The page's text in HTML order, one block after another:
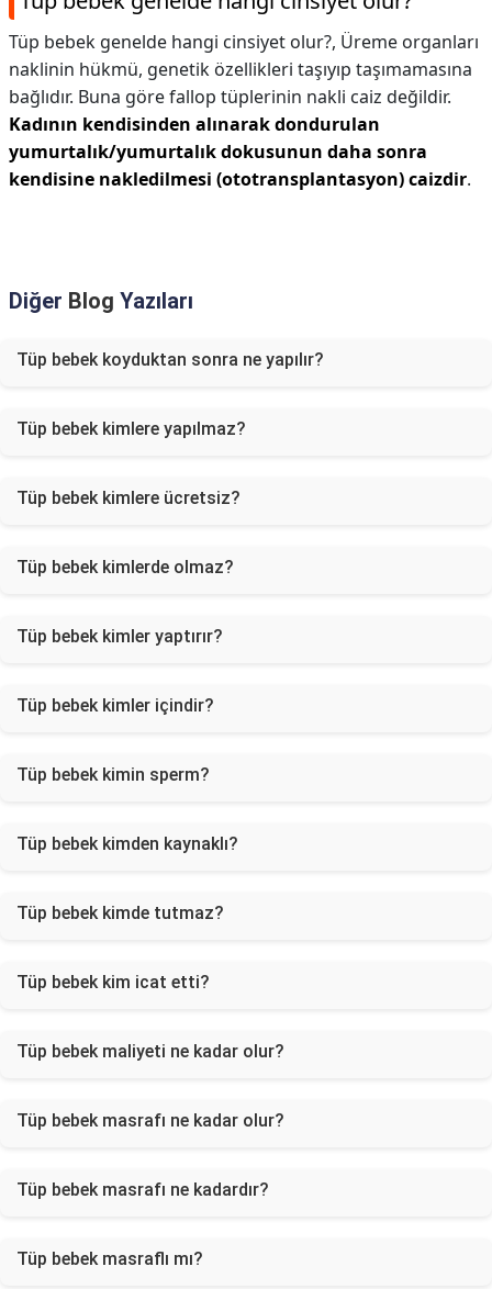
Tüp bebek genelde hangi cinsiyet olur?, Üreme organları
naklinin hükmü, genetik özellikleri taşıyıp taşımamasına
bağlıdır. Buna göre fallop tüplerinin nakli caiz değildir.
Kadının kendisinden alınarak dondurulan
yumurtalık/yumurtalık dokusunun daha sonra
kendisine nakledilmesi (ototransplantasyon) caizdir.
Diğer Blog Yazıları
Tüp bebek koyduktan sonra ne yapılır?
Tüp bebek kimlere yapılmaz?
Tüp bebek kimlere ücretsiz?
Tüp bebek kimlerde olmaz?
Tüp bebek kimler yaptırır?
Tüp bebek kimler içindir?
Tüp bebek kimin sperm?
Tüp bebek kimden kaynaklı?
Tüp bebek kimde tutmaz?
Tüp bebek kim icat etti?
Tüp bebek maliyeti ne kadar olur?
Tüp bebek masrafı ne kadar olur?
Tüp bebek masrafı ne kadardır?
Tüp bebek masraflı mı?